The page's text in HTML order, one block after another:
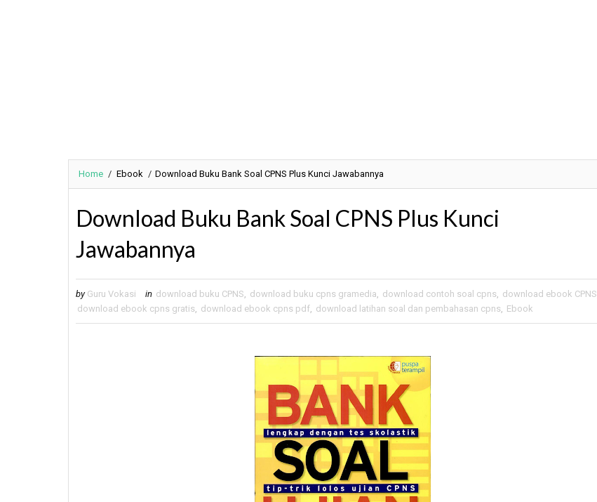
Home / Ebook / Download Buku Bank Soal CPNS Plus Kunci Jawabannya
Download Buku Bank Soal CPNS Plus Kunci
Jawabannya
by Guru Vokasi in download buku CPNS, download buku cpns gramedia, download contoh soal cpns, download ebook CPNS
download ebook cpns gratis, download ebook cpns pdf, download latihan soal dan pembahasan cpns, Ebook